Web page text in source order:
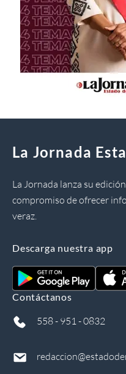
La Jornada
La Jornada lanza su
compromiso de ofrecer
veraz.
Descarga nuestra app
Contáctanos
558 - 951 - 0832